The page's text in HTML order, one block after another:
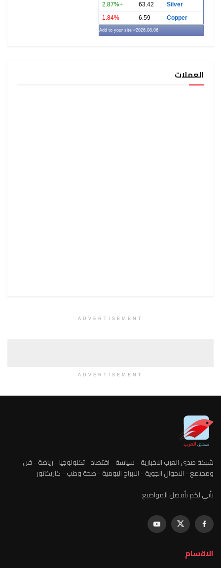
Silver
63.42
+2.87%
Copper
6.59
-1.84%
2026.08.06
» Add to your site
العملات
ADVERTISEMENT
ADVERTISEMENT
شبكة صدى العرب الاخبارية - سياسة - اقتصاد - تكنولوجيا - رياضة - فن
ومجتمع - الاحوال الجوية - الابراج اليومية - صحة وطب - كاريكاتور
نأتي لكم بأفضل المواضيع
الاقسام